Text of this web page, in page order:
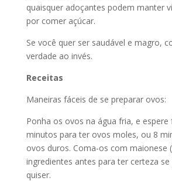
quaisquer adoçantes podem manter
por comer açúcar.
Se você quer ser saudável e magro,
verdade ao invés.
Receitas
Maneiras fáceis de se preparar ovos:
Ponha os ovos na água fria, e espere
minutos para ter ovos moles, ou 8
ovos duros. Coma-os com maionese
ingredientes antes para ter certeza se
quiser.